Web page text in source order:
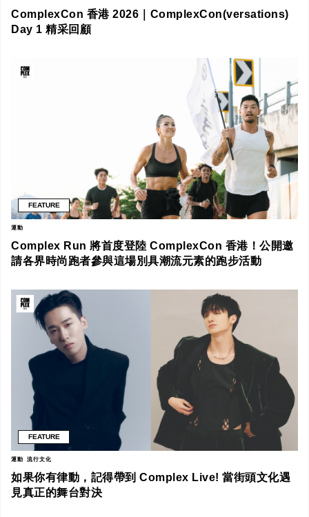
ComplexCon 香港 2026｜ComplexCon(versations)
Day 1 精采回顧
FEATURE
運動
Complex Run 將首度登陸 ComplexCon 香港！公開邀
請各界時尚跑者參與這場別具潮流元素的跑步活動
FEATURE
運動 流行文化
如果你有律動，記得帶到 Complex Live! 當街頭文化遇
見真正的舞台對決